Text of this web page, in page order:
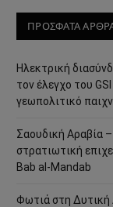
ΠΡΟΣΦΑΤΑ
Ηλεκτρική
τον έλεγχο του
γεωπολιτικό
Σαουδική Αραβία
στρατιωτική
Bab al-Mandab
Φωτιά στη Δυτική